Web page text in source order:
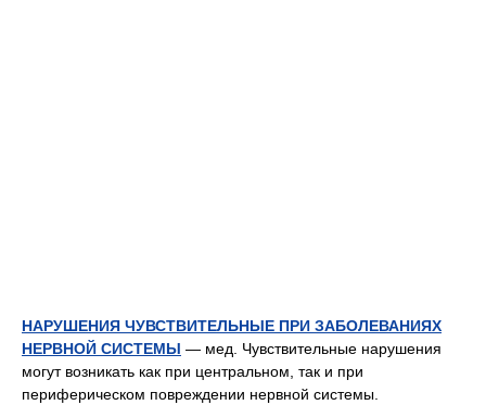
НАРУШЕНИЯ ЧУВСТВИТЕЛЬНЫЕ ПРИ ЗАБОЛЕВАНИЯХ
НЕРВНОЙ СИСТЕМЫ — мед. Чувствительные нарушения
могут возникать как при центральном, так и при
периферическом повреждении нервной системы.